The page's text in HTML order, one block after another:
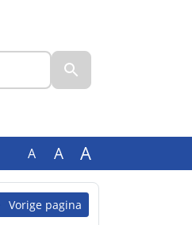
A A A
Vorige pagina